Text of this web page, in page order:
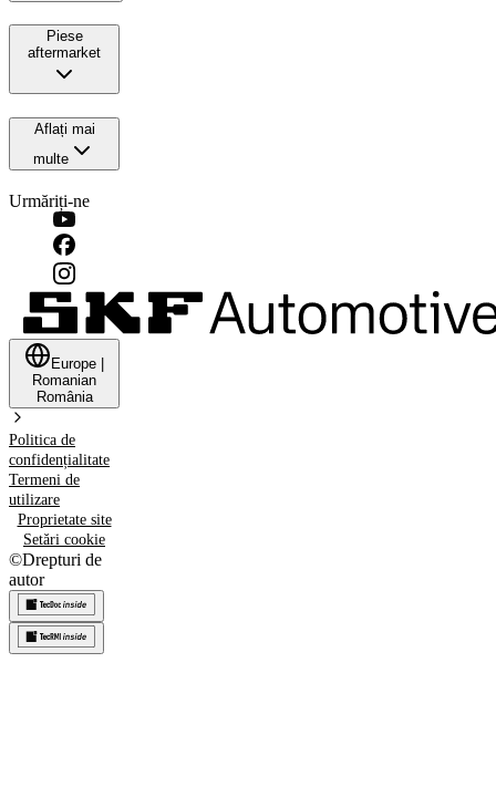
Piese
aftermarket
Aflați mai
multe
Urmăriți-ne
Europe
Romanian
România
Politica de
confidențialitate
Termeni de
utilizare
Proprietate site
Setări cookie
©Drepturi de
autor